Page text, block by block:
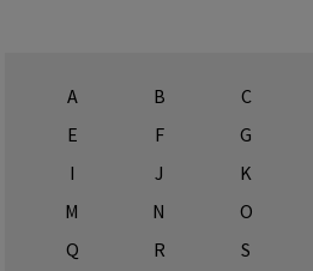
A B C
E
F G
I
J K
M
N O
Q
R S